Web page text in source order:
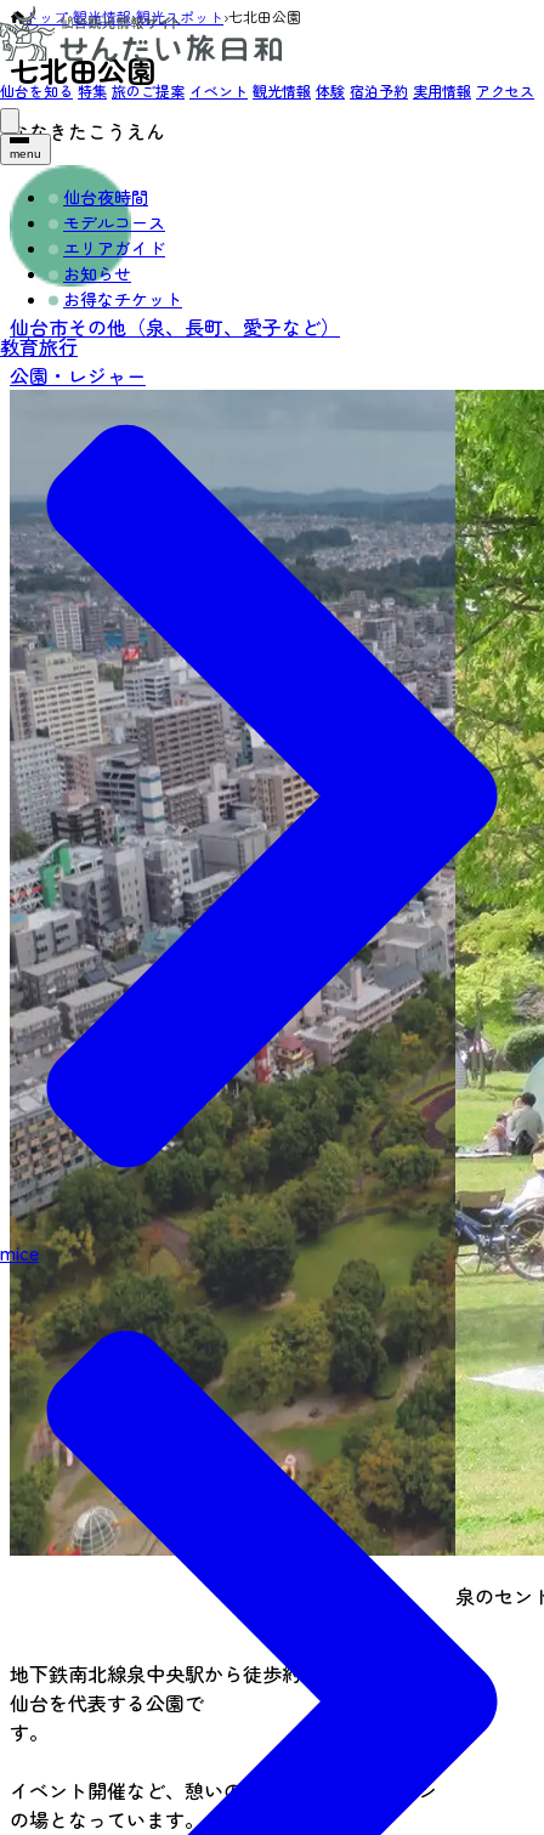
仙台を知る 特集 旅のご提案 イベント 観光情報 体験 宿泊予約 実用情報 アクセス
menu
仙台夜時間
モデルコース
エリアガイド
お知らせ
お得なチケット
教育旅行
mice
トップ›観光情報›観光スポット›七北田公園
七北田公園
ななきたこうえん
仙台市その他（泉、長町、愛子など）
公園・レジャー
泉のセン
地下鉄南北線泉中央駅から徒歩約5分に立地する、
仙台を代表する公園で
す。
スポーツ競技や各種
イベント開催など、憩いの場・レクリエーション
の場となっています。